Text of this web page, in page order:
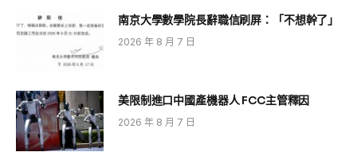
南京大學數學院長辭職信刷屏：「不想幹了」
2026 年 8 月 7 日
美限制進口中國產機器人 FCC主管釋因
2026 年 8 月 7 日